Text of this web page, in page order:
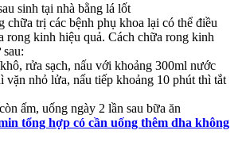
sinh tại nhà bằng lá lốt
chữa trị các bệnh phụ khoa lại có thể điều
rong kinh hiệu quả. Cách chữa rong kinh
rửa sạch, nấu với khoảng 300ml nước
nhỏ lửa, nấu tiếp khoảng 10 phút thì tắt
ấm, uống ngày 2 lần sau bữa ăn
tổng hợp có cần uống thêm dha không